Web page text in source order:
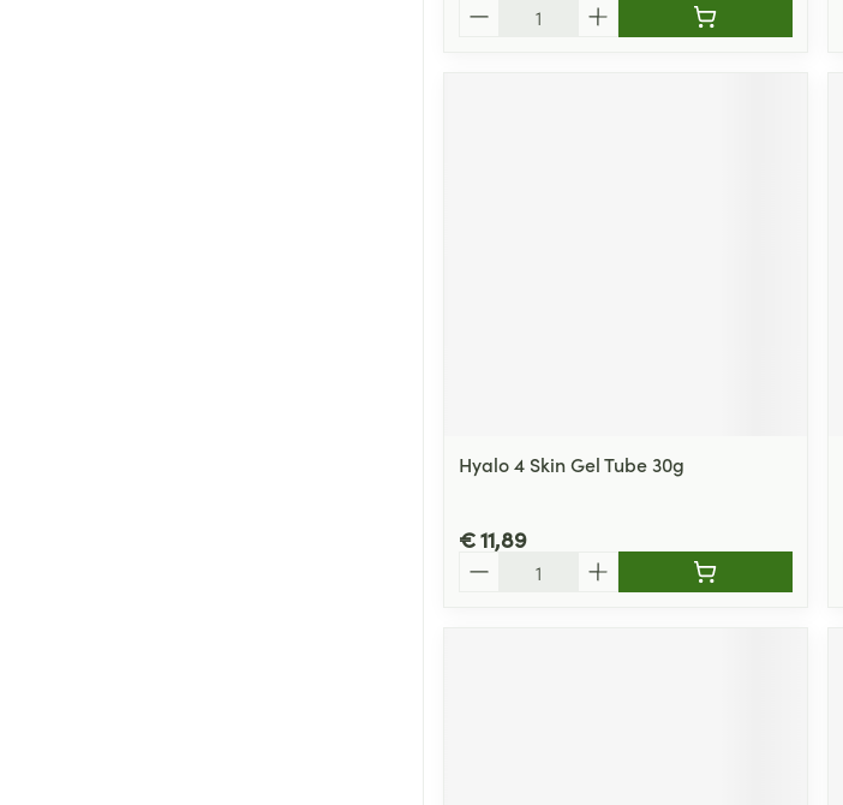
Hyalo 4 Skin Gel Tube 30g
€ 11,89